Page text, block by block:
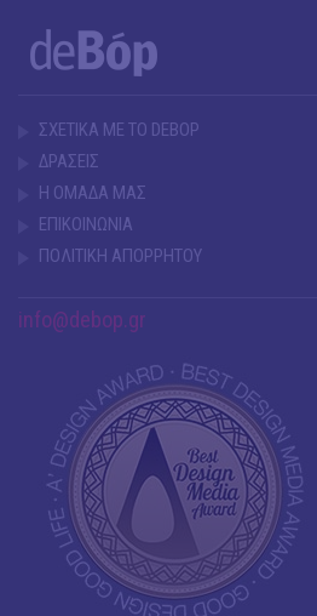
ΣΧΕΤΙΚΑ ΜΕ ΤΟ DEBOP
ΔΡΑΣΕΙΣ
Η ΟΜΑΔΑ ΜΑΣ
ΕΠΙΚΟΙΝΩΝΙΑ
ΠΟΛΙΤΙΚΗ ΑΠΟΡΡΗΤΟΥ
info@debop.gr